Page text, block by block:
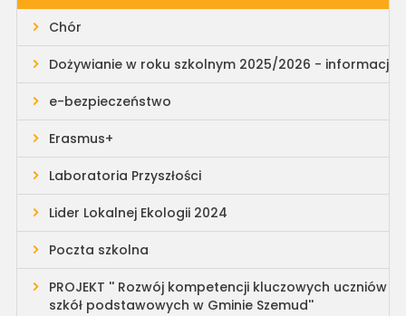
Chór
Dożywianie w roku szkolnym 2025/2026 - informacja
e-bezpieczeństwo
Erasmus+
Laboratoria Przyszłości
Lider Lokalnej Ekologii 2024
Poczta szkolna
PROJEKT '' Rozwój kompetencji kluczowych uczniów
szkół podstawowych w Gminie Szemud''